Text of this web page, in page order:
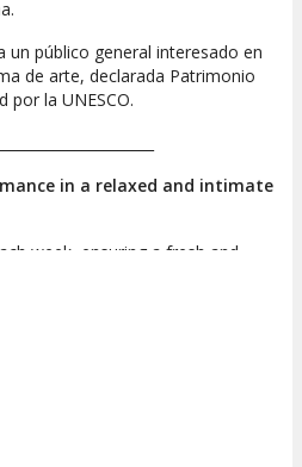
un público general interesado en
de arte, declarada Patrimonio
por la UNESCO.
in a relaxed and intimate
week, ensuring a fresh and
dancing, and guitar are
drink while you
general audience interested in
declared Intangible Cultural